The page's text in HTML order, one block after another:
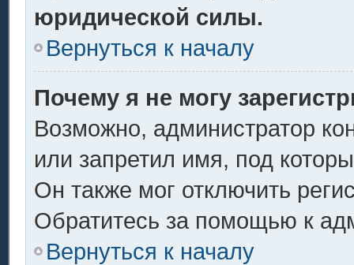
юридической силы.
Вернуться к началу
Почему я не могу
Возможно, администратор
или запретил имя, под
Он также мог отключить
Обратитесь за помощью к
Вернуться к началу